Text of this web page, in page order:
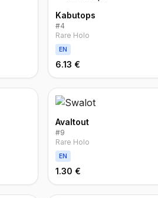
Kabutops
#4
Rare Holo
EN
6.13 €
Avaltout
#9
Rare Holo
EN
1.30 €